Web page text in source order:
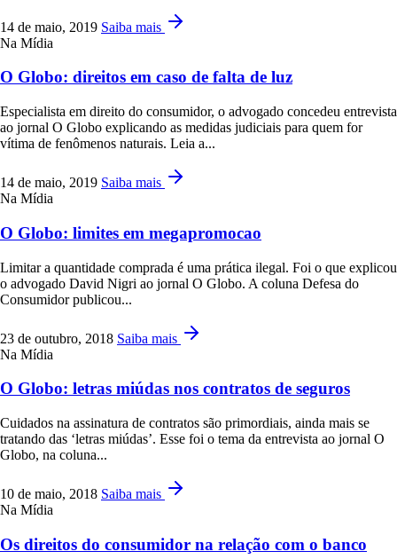
14 de maio, 2019 Saiba mais
Na Mídia
O Globo: direitos em caso de falta de luz
Especialista em direito do consumidor, o advogado concedeu entrevista
ao jornal O Globo explicando as medidas judiciais para quem for
vítima de fenômenos naturais. Leia a...
14 de maio, 2019 Saiba mais
Na Mídia
O Globo: limites em megapromocao
Limitar a quantidade comprada é uma prática ilegal. Foi o que explicou
o advogado David Nigri ao jornal O Globo. A coluna Defesa do
Consumidor publicou...
23 de outubro, 2018 Saiba mais
Na Mídia
O Globo: letras miúdas nos contratos de seguros
Cuidados na assinatura de contratos são primordiais, ainda mais se
tratando das ‘letras miúdas’. Esse foi o tema da entrevista ao jornal O
Globo, na coluna...
10 de maio, 2018 Saiba mais
Na Mídia
Os direitos do consumidor na relação com o banco